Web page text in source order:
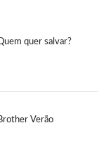
quer salvar?
Verão